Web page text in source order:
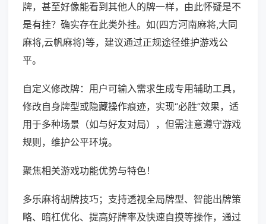
牌，甚至好像能看到其他人的牌一样，由此怀疑是不
是有挂？确实存在此类外挂。如(四方河南麻将,大同
麻将,云帆麻将)等，建议通过正规途径维护游戏公
平。
自定义修改牌：用户可输入需求生成专用辅助工具，
修改自身牌型或隐藏操作痕迹，实现“必胜”效果，适
用于多种场景（如与好友对局），但需注意遵守游戏
规则，维护公平环境。
聚焦相关游戏功能优势与特色！
多乐麻将胡牌技巧；支持透视全局牌型、智能出牌策
略、暗杠优化、提高好牌率及快速自摸等操作，通过